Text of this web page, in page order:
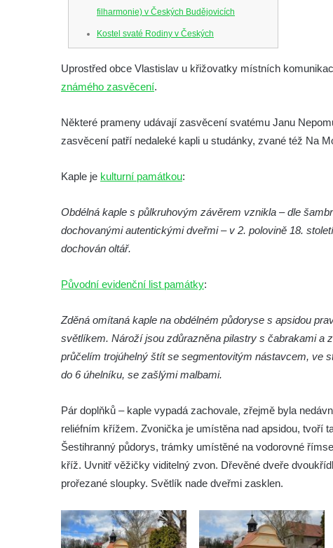
filharmonie) v Českých Budějovicích
Kostel svaté Rodiny v Českých
Kostel Obětování Panny Marie u kláštera
dominikánů v Českých Budějovicích
Kaple na křižovatce ulic Budějovická a
Bývalý kostel svatých Filipa a Jakuba na
Kaple na hřbitově ve Velešíně
Márnice na hřbitově ve Velešíně
Poutní areál Římov
Římov
Křížová cesta Římov – XXV. kaple – Boží
hrob
Křížová cesta Římov – XXIV. kaple – Pieta
Křížová cesta Římov – XXIII. kaple –
Křížová cesta Římov – XXII. kaple – Šimon
Cyrénský pomáhá Ježíši nést kříž
Křížová cesta Římov – XXI. kaple –
Křížová cesta Římov – XX. kaple – Svatá
Veronika potkává Ježíše a utírá mu do své
Uprostřed obce Vlastislav u křižovatky místních
známého zasvěcení.
Některé prameny udávají zasvěcení svatému Janu
zasvěcení patří nedaleké kapli u studánky, zvané též Na
Kaple je kulturní památkou:
Obdélná kaple s půlkruhovým závěrem vznikla – dle
dochovanými autentickými dveřmi – v 2. polovině 18.
dochován oltář.
Původní evidenční list památky:
Zděná omítaná kaple na obdélném půdoryse s apsidou
světlíkem. Nároží jsou zdůrazněna pilastry s čabrakami a
průčelím trojúhelný štít se segmentovitým nástavcem, ve
do 6 úhelníku, se zašlými malbami.
Pár doplňků – kaple vypadá zachovale, zřejmě byla
reliéfním křížem. Zvonička je umístěna nad apsidou, tvoří
Šestihranný půdorys, trámky umístěné na vodorovné
kříž. Uvnitř věžičky viditelný zvon. Dřevěné dveře
prořezané sloupky. Světlík nade dveřmi zasklen.